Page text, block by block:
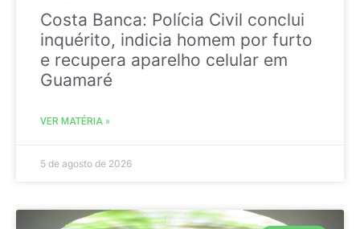
Costa Banca: Polícia Civil conclui
inquérito, indicia homem por furto
e recupera aparelho celular em
Guamaré
VER MATÉRIA »
5 de agosto de 2026